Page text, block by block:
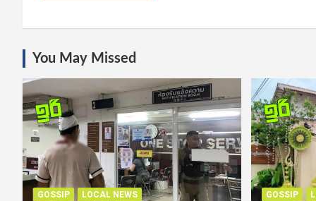
You May Missed
GOSSIP LOCAL NEWS GOSSIP